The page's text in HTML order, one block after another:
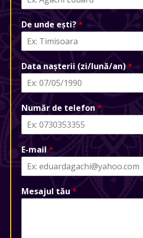
De unde ești?*
Data nașterii (zi/lună/an)*
Număr de telefon *
E-mail *
Mesajul tău *